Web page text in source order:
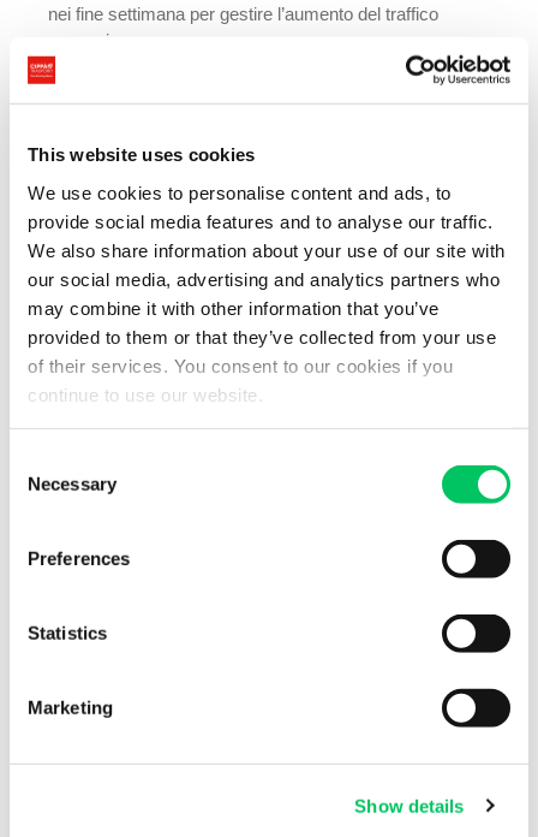
This website uses cookies
We use cookies to personalise content and ads, to
provide social media features and to analyse our traffic.
We also share information about your use of our site with
our social media, advertising and analytics partners who
may combine it with other information that you’ve
provided to them or that they’ve collected from your use
of their services. You consent to our cookies if you
continue to use our website.
Selection
Necessary
Preferences
Statistics
Marketing
Show details
nei fine settimana per gestire l’aumento del traffico
vacanziero
Per consultare il calendario completo e aggiornato, si può fare
nel settore logistico.
Eccezioni e deroghe ai divieti
Non tutti i veicoli pesanti sono soggetti al divieto. Le principali
derogheriguardano:
Trasporto dimerci deperibilio a temperatura controllata
Trasporto dianimali vivi
Carichi eccezionaliautorizzati
Trasporti diemergenzao pubblica utilità
diritto alla deroga
, per evitare contestazioni in caso di controlli
Come organizzarsi per rispettare il calendario dei divieti
Tenere aggiornato il proprio team con ilcalendario ufficiale